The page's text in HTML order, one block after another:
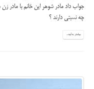
جواب داد مادر شوهر این خانم با مادر
چه نسبتی دارند ؟
بیشتر بدانید...